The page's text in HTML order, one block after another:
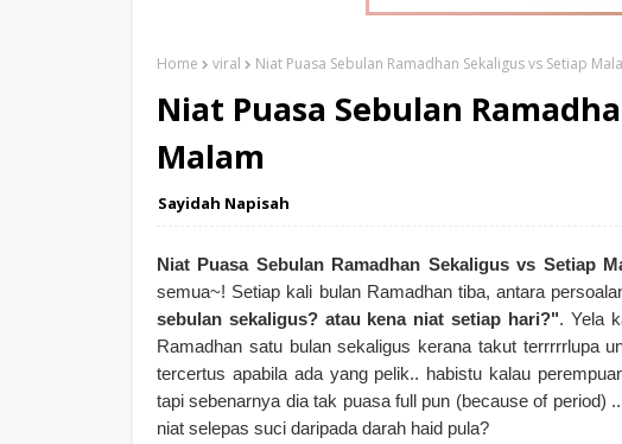
Home viral Niat Puasa Sebulan Ramadhan Sekaligus vs Setiap
Niat Puasa Sebulan
Malam
Sayidah Napisah
Niat Puasa Sebulan Ramadhan Sekaligus vs Setiap
semua~! Setiap kali bulan Ramadhan tiba, antara
sebulan sekaligus? atau kena niat setiap hari?". Yela
Ramadhan satu bulan sekaligus kerana takut terrrrrlupa
tercertus apabila ada yang pelik.. habistu kalau
tapi sebenarnya dia tak puasa full pun (because of period)
niat selepas suci daripada darah haid pula?